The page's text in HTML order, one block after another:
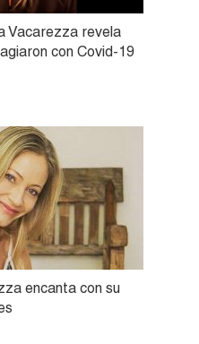
Vacarezza revela
con Covid-19
encanta con su